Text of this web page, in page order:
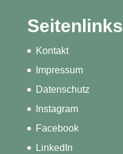
Seitenlinks
Kontakt
Impressum
Datenschutz
Instagram
Facebook
LinkedIn